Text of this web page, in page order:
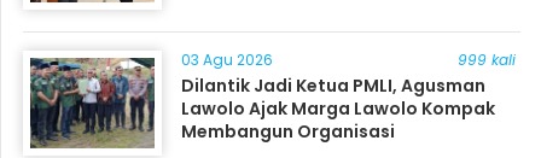
03 Agu 2026 999 kali
Dilantik Jadi Ketua PMLI, Agusman
Lawolo Ajak Marga Lawolo Kompak
Membangun Organisasi